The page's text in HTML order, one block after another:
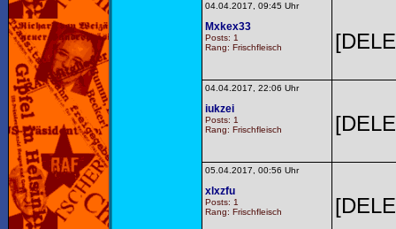
04.04.2017, 09:45 Uhr
Mxkex33
Posts: 1
Rang: Frischfleisch
04.04.2017, 22:06 Uhr
iukzei
Posts: 1
Rang: Frischfleisch
05.04.2017, 00:56 Uhr
xlxzfu
Posts: 1
Rang: Frischfleisch